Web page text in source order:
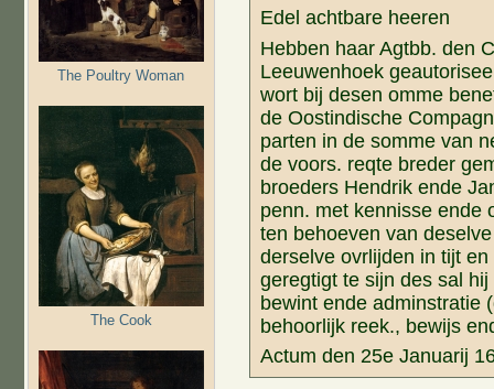
The Poultry Woman
The Cook
Edel achtbare heeren
Hebben haar Agtbb. den
Leeuwenhoek
wort bij desen omme
de Oostindische
parten in de somme van
de voors. reqte breder
broeders Hendrik ende
penn. met kennisse ende
ten behoeven van
derselve ovrlijden in tijt
geregtigt te sijn des sal
bewint ende adminstratie
behoorlijk reek., bewijs
Actum den 25e Januarij